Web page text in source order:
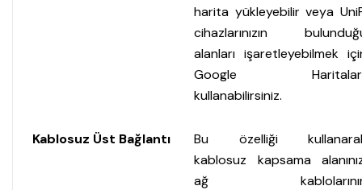
harita yükleyebilir veya
cihazlarınızın
alanları işaretleyebilmek
Google
kullanabilirsiniz.
Kablosuz Üst Bağlantı
Bu özelliği
kablosuz kapsama
ağ